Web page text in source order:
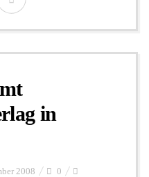
in
2008 0